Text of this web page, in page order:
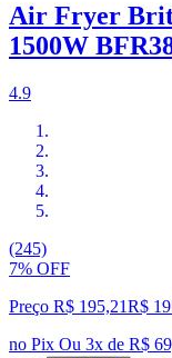
Air Fryer
1500W
4.9
(245)
7% OFF
Preço R$ 195,21R$
no Pix Ou 3x de R$